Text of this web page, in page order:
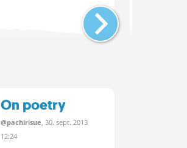
On poetry
@pachirisue , 30. sept. 2013
12:24